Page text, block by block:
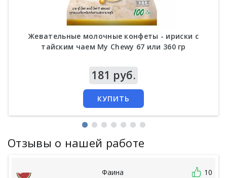
Жевательные молочные конфеты - ириски с
тайским чаем My Chewy 67 или 360 гр
181 руб.
КУПИТЬ
Отзывы о нашей работе
Фаина 10